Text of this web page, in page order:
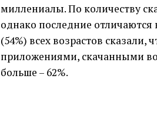
миллениалы. По количеству
однако последние
(54%) всех возрастов сказали,
приложениями, скачанными
больше – 62%.